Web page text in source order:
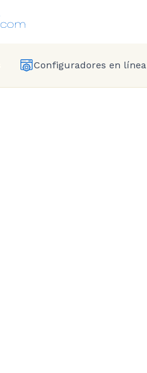
Configuradores en línea